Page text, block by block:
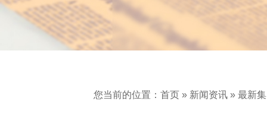
您当前的位置： 首页» 新闻资讯» 最新